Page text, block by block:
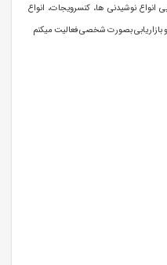
انواع نوشیدنی ها، کنسرویجات، انواع
بصورت شخصی فعالیت میکنم